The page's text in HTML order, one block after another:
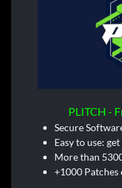
PLITCH -
Secure
Easy to use:
More than
+1000